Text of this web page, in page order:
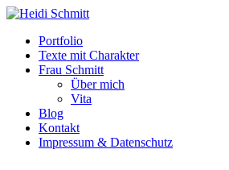
Portfolio
Texte mit Charakter
Frau Schmitt
Über mich
Vita
Blog
Kontakt
Impressum & Datenschutz